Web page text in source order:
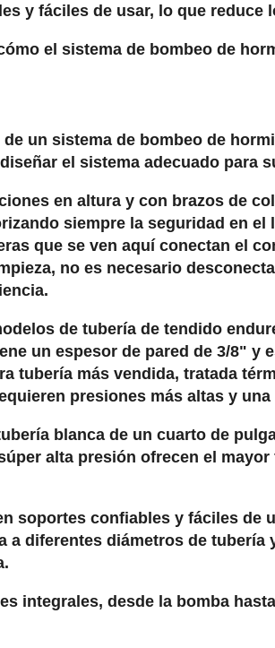
y fáciles de usar, lo que
el sistema de bombeo de
un sistema de bombeo de
el sistema adecuado para
en altura y con brazos de
siempre la seguridad en
que se ven aquí conectan el
no es necesario
de tubería de tendido
un espesor de pared de 3/8" y
tubería más vendida, tratada
presiones más altas y
blanca de un cuarto de
alta presión ofrecen el
soportes confiables y fáciles
diferentes diámetros de
integrales, desde la bomba